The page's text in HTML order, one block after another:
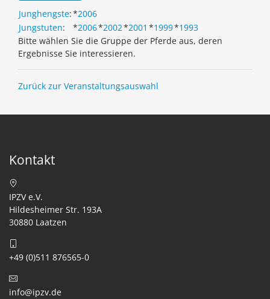
Junghengste:*2006
Jungstuten: *2006*2002*2001 *1999*1993
Bitte wählen Sie die Gruppe der Pferde aus, deren
Ergebnisse Sie interessieren.
Zurück zur Veranstaltungsauswahl
Kontakt
IPZV e.V.
Hildesheimer Str. 193A
30880 Laatzen
+49 (0)511 876565-0
info@ipzv.de